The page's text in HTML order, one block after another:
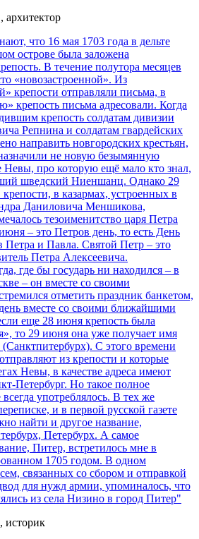
что 16 мая 1703 года в дельте
острове была заложена
В течение полутора месяцев
«новозастроенной». Из
крепости отправляли письма, в
крепость письма адресовали. Когда
крепость солдатам дивизии
Репнина и солдатам гвардейских
направить новгородских крестьян,
не новую безымянную
Невы, про которую ещё мало кто знал,
шведский Ниеншанц. Однако 29
в казармах, устроенных в
Даниловича Меншикова,
тезоименитство царя Петра
– это Петров день, то есть День
Петра и Павла. Святой Петр – это
Петра Алексеевича.
где бы государь ни находился – в
– он вместе со своими
отметить праздник банкетом,
вместе со своими ближайшими
еще 28 июня крепость была
то 29 июня она уже получает имя
С этого времени
из крепости и которые
Невы, в качестве адреса имеют
Петербург. Но такое полное
употреблялось. В тех же
и в первой русской газете
найти и другое название,
Петербурх. А самое
Питер, встретилось мне в
1705 годом. В одном
связанных со сбором и отправкой
для нужд армии, упоминалось, что
из села Низино в город Питер"
историк